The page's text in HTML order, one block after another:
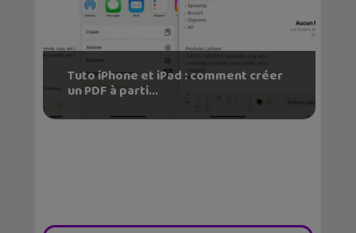
Tuto iPhone et iPad : comment créer
un PDF à parti...